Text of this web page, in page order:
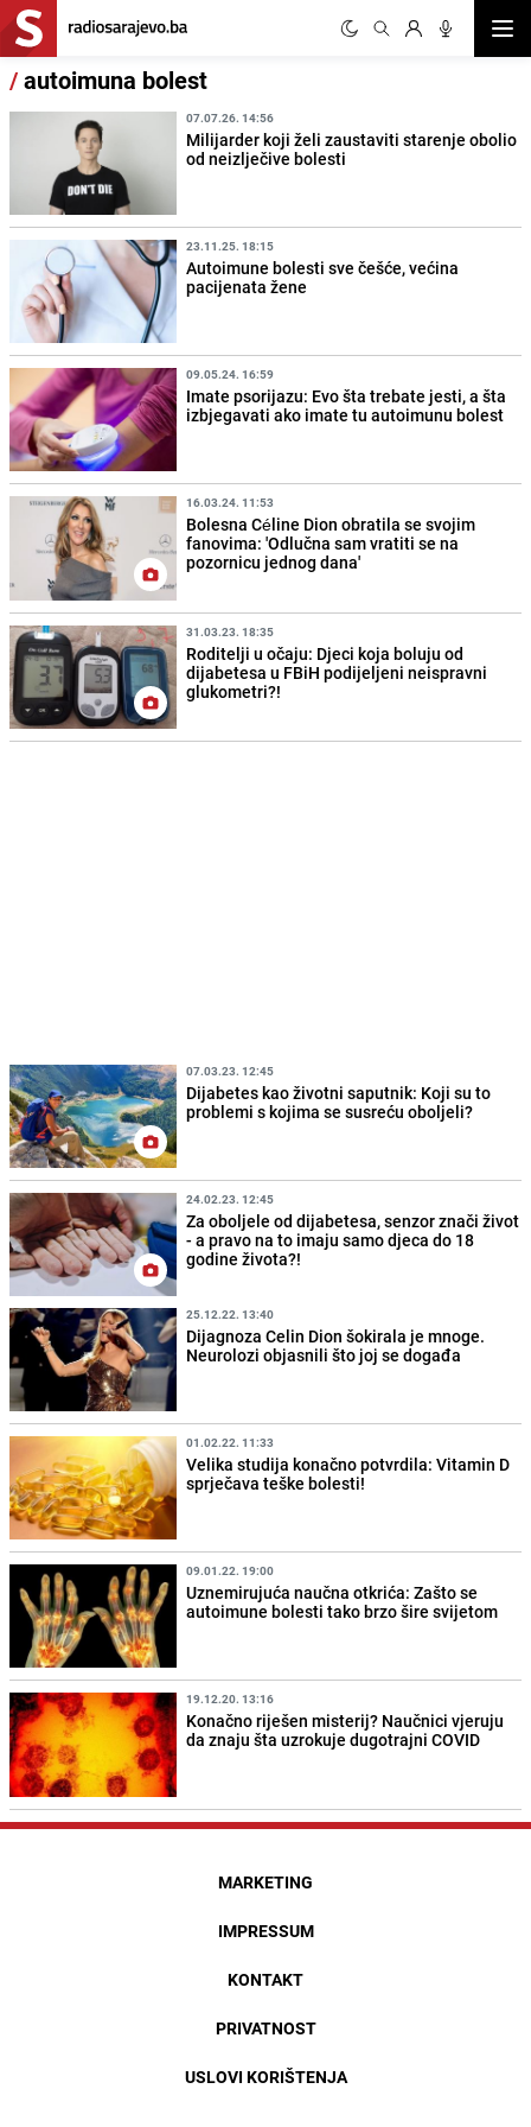
/autoimuna bolest
07.07.26. 14:56
Milijarder koji želi zaustaviti starenje obolio
od neizlječive bolesti
23.11.25. 18:15
Autoimune bolesti sve češće, većina
pacijenata žene
09.05.24. 16:59
Imate psorijazu: Evo šta trebate jesti, a šta
izbjegavati ako imate tu autoimunu bolest
16.03.24. 11:53
Bolesna Céline Dion obratila se svojim
fanovima: 'Odlučna sam vratiti se na
pozornicu jednog dana'
31.03.23. 18:35
Roditelji u očaju: Djeci koja boluju od
dijabetesa u FBiH podijeljeni neispravni
glukometri?!
07.03.23. 12:45
Dijabetes kao životni saputnik: Koji su to
problemi s kojima se susreću oboljeli?
24.02.23. 12:45
Za oboljele od dijabetesa, senzor znači život
- a pravo na to imaju samo djeca do 18
godine života?!
25.12.22. 13:40
Dijagnoza Celin Dion šokirala je mnoge.
Neurolozi objasnili što joj se događa
01.02.22. 11:33
Velika studija konačno potvrdila: Vitamin D
sprječava teške bolesti!
09.01.22. 19:00
Uznemirujuća naučna otkrića: Zašto se
autoimune bolesti tako brzo šire svijetom
19.12.20. 13:16
Konačno riješen misterij? Naučnici vjeruju
da znaju šta uzrokuje dugotrajni COVID
MARKETING
IMPRESSUM
KONTAKT
PRIVATNOST
USLOVI KORIŠTENJA